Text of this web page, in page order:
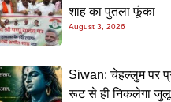
शाह का पुतला फूंका
August 3, 2026
Siwan: चेहल्लुम पर
रूट से ही निकलेगा